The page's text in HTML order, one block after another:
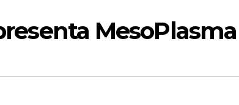
MesoPlasma